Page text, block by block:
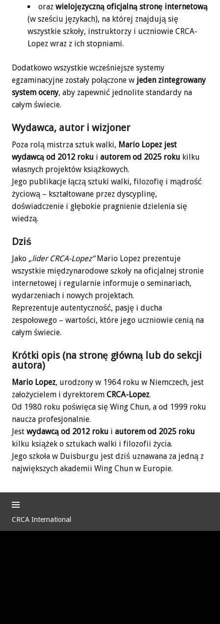
oraz wielojęzyczną oficjalną stronę internetową
(w sześciu językach), na której znajdują się
wszystkie szkoły, instruktorzy i uczniowie CRCA-
Lopez wraz z ich stopniami.
Dodatkowo wszystkie wcześniejsze systemy
egzaminacyjne zostały połączone w jeden zintegrowany
system oceny, aby zapewnić jednolite standardy na
całym świecie.
Wydawca, autor i wizjoner
Poza rolą mistrza sztuk walki, Mario Lopez jest
wydawcą od 2012 roku i autorem od 2025 roku kilku
własnych projektów książkowych.
Jego publikacje łączą sztuki walki, filozofię i mądrość
życiową – kształtowane przez dyscyplinę,
doświadczenie i głębokie pragnienie dzielenia się
wiedzą.
Dziś
Jako „lider CRCA-Lopez”Mario Lopez prezentuje
wszystkie międzynarodowe szkoły na oficjalnej stronie
internetowej i regularnie informuje o seminariach,
wydarzeniach i nowych projektach.
Reprezentuje autentyczność, pasję i ducha
zespołowego – wartości, które jego uczniowie cenią na
całym świecie.
Krótki opis (na stronę główną lub do sekcji
autora)
Mario Lopez, urodzony w 1964 roku w Niemczech, jest
założycielem i dyrektorem CRCA-Lopez.
Od 1980 roku poświęca się Wing Chun, a od 1999 roku
naucza profesjonalnie.
Jest wydawcą od 2012 roku i autorem od 2025 roku
kilku książek o sztukach walki i filozofii życia.
Jego szkoła w Duisburgu jest dziś uznawana za jedną z
największych akademii Wing Chun w Europie.
CRCA International